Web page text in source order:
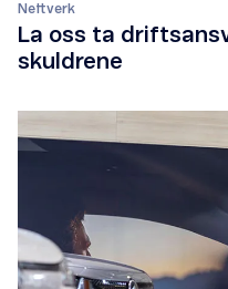
Nettverk
La oss ta
skuldrene